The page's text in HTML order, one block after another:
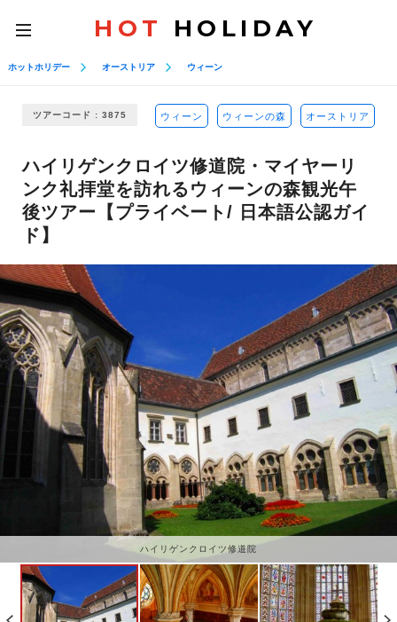
toggle
navigation
HOT HOLIDAY
ホットホリデー オーストリア ウィーン
ツアーコード : 3875 ウィーン ウィーンの森 オーストリア
ハイリゲンクロイツ修道院・マイヤーリ
ンク礼拝堂を訪れるウィーンの森観光午
後ツアー【プライベート/ 日本語公認ガイ
ド】
ハイリゲンクロイツ修道院